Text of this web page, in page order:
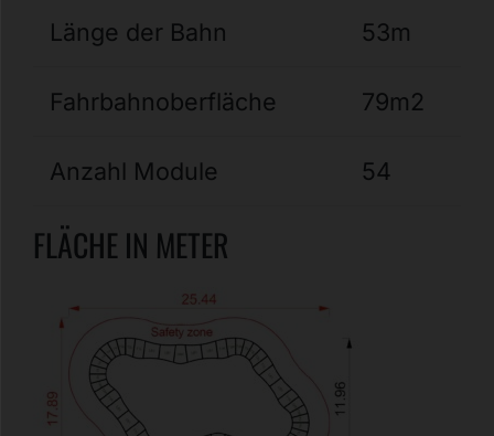
Länge der Bahn 53m
Fahrbahnoberfläche 79m2
Anzahl Module 54
FLÄCHE IN METER